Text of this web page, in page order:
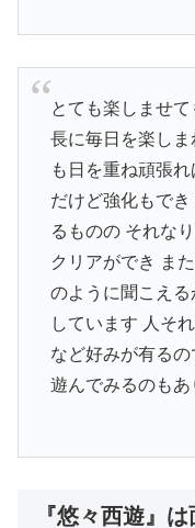
とても楽しませ
長に毎日を楽し
も日を重ね頑張
だけど強化もで
るものの それな
クリアができ ま
のように聞こえ
しています 人そ
など好みが有る
遊んでみるのもあ
『悠々西遊』